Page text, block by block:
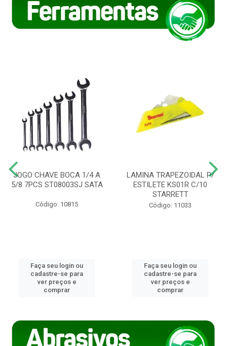
JOGO CHAVE BOCA 1/4 A
5/8 7PCS ST08003SJ SATA
Código: 10815
Faça seu login ou
cadastre-se para
ver preços e
comprar
LAMINA TRAPEZOIDAL P/
ESTILETE KS01R C/10
STARRETT
Código: 11033
Faça seu login ou
cadastre-se para
ver preços e
comprar